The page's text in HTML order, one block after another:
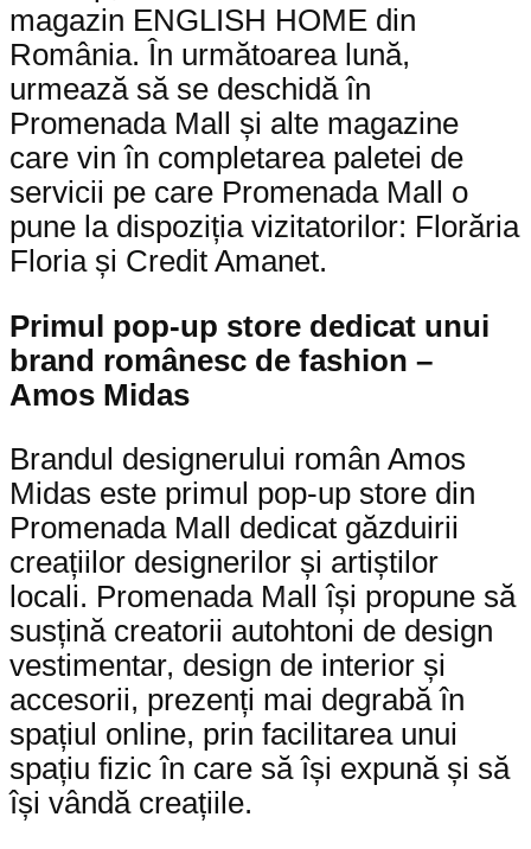
magazin ENGLISH HOME din
România. În următoarea lună,
urmează să se deschidă în
Promenada Mall și alte magazine
care vin în completarea paletei de
servicii pe care Promenada Mall o
pune la dispoziția vizitatorilor: Florăria
Floria și Credit Amanet.
Primul pop-up store dedicat unui
brand românesc de fashion –
Amos Midas
Brandul designerului român Amos
Midas este primul pop-up store din
Promenada Mall dedicat găzduirii
creațiilor designerilor și artiștilor
locali. Promenada Mall își propune să
susțină creatorii autohtoni de design
vestimentar, design de interior și
accesorii, prezenți mai degrabă în
spațiul online, prin facilitarea unui
spațiu fizic în care să își expună și să
își vândă creațiile.